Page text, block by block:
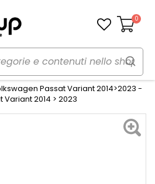
Carrello
0
interni e comfort
Passat Variant 2014>2023 -
Variant 2014 > 2023